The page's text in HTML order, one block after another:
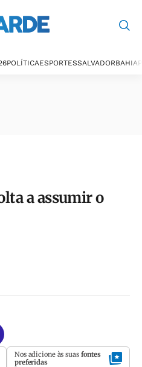
POLÍTICAESPORTESSALVADORBAHIA
a assumir o
Nos adicione às suas fontes
preferidas